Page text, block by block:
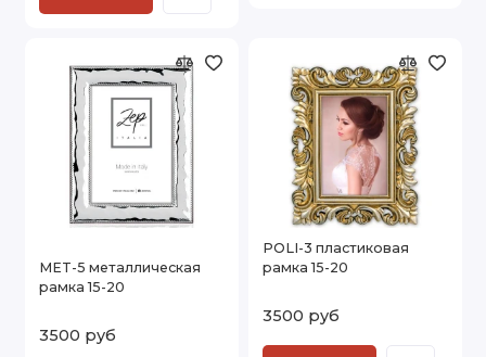
MET-5 металлическая
рамка 15-20
3500 руб
POLI-3 пластиковая
рамка 15-20
3500 руб